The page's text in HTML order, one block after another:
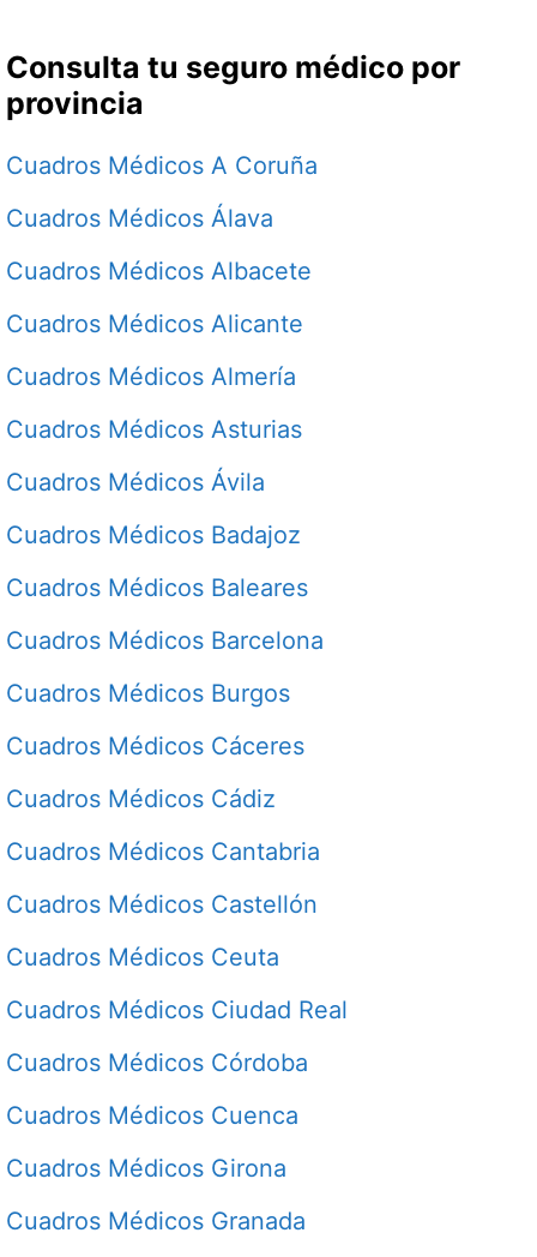
Consulta tu seguro médico por
provincia
Cuadros Médicos A Coruña
Cuadros Médicos Álava
Cuadros Médicos Albacete
Cuadros Médicos Alicante
Cuadros Médicos Almería
Cuadros Médicos Asturias
Cuadros Médicos Ávila
Cuadros Médicos Badajoz
Cuadros Médicos Baleares
Cuadros Médicos Barcelona
Cuadros Médicos Burgos
Cuadros Médicos Cáceres
Cuadros Médicos Cádiz
Cuadros Médicos Cantabria
Cuadros Médicos Castellón
Cuadros Médicos Ceuta
Cuadros Médicos Ciudad Real
Cuadros Médicos Córdoba
Cuadros Médicos Cuenca
Cuadros Médicos Girona
Cuadros Médicos Granada